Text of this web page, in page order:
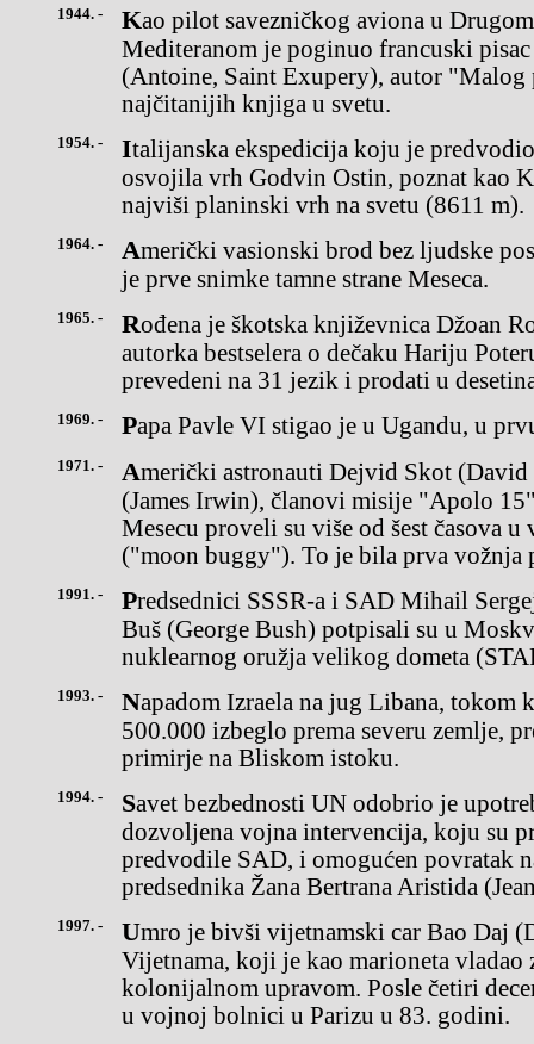
1944. - Kao pilot savezničkog aviona u Drugom svetskom ratu nad
Mediteranom je poginuo francuski
(Antoine, Saint Exupery), autor "Malog
najčitanijih knjiga u svetu.
1954. - Italijanska ekspedicija koju je predvodio Ardito Desio,prva je
osvojila vrh Godvin Ostin, poznat kao
najviši planinski vrh na svetu (8611 m).
1964. - Američki vasionski brod bez ljudske posade "Rendžer 7" emitovao
je prve snimke tamne strane Meseca.
1965. - Rođena je škotska književnica Džoan Rouling (Joanne Rowling),
autorka bestselera o dečaku Hariju
prevedeni na 31 jezik i prodati u
1969. - Papa Pavle VI stigao je u Ugandu, u
1971. - Američki astronauti Dejvid Skot (David Scott) i Džejms Irvin
(James Irwin), članovi misije "Apolo
Mesecu proveli su više od šest časova
("moon buggy"). To je bila prva vožnja
1991. - Predsednici SSSR-a i SAD Mihail Sergejevič Gorbačov i Džordž
Buš (George Bush) potpisali su u
nuklearnog oružja velikog dometa
1993. - Napadom Izraela na jug Libana, tokom kojeg je ubijeno 140 ljudi, a
500.000 izbeglo prema severu zemlje,
primirje na Bliskom istoku.
1994. - Savet bezbednosti UN odobrio je upotrebu sile u Haitiju,čime je
dozvoljena vojna intervencija, koju su
predvodile SAD, i omogućen povratak
predsednika Žana Bertrana Aristida
1997. - Umro je bivši vijetnamski car Bao Daj (Dai), poslednjimonarh
Vijetnama, koji je kao marioneta
kolonijalnom upravom. Posle četiri
u vojnoj bolnici u Parizu u 83. godini.